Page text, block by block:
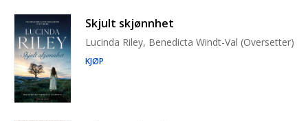
Skjult skjønnhet
Lucinda Riley, Benedicta Windt-Val (Oversetter)
KJØP